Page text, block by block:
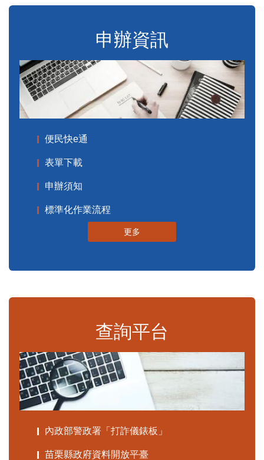
申辦資訊
便民快e通
表單下載
申辦須知
標準化作業流程
更多
查詢平台
內政部警政署「打詐儀錶板」
苗栗縣政府資料開放平臺